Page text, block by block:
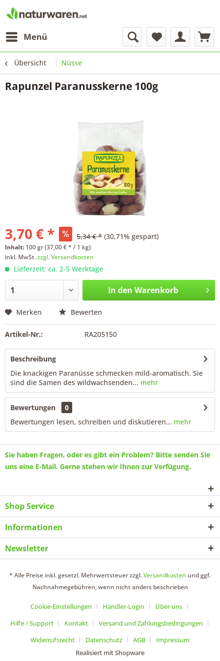
Menü
Übersicht Nüsse
Rapunzel Paranusskerne 100g
3,70 € * 5,34 € * (30,71% gespart)
Inhalt: 100 gr (37,00 € * / 1 kg)
inkl. MwSt.zzgl. Versandkosten
Lieferzeit: ca. 2-5 Werktage
In den Warenkorb
Merken Bewerten
Artikel-Nr.: RA205150
Beschreibung
Die knackigen Paranüsse schmecken mild-aromatisch. Sie
sind die Samen des wildwachsenden... mehr
Bewertungen
0
Bewertungen lesen, schreiben und diskutieren... mehr
Sie haben Fragen, oder es gibt ein Problem? Bitte senden Sie
uns eine E-Mail. Gerne stehen wir Ihnen zur Verfügung.
Shop Service
Informationen
Newsletter
* Alle Preise inkl. gesetzl. Mehrwertsteuer zzgl.Versandkosten und ggf.
Nachnahmegebühren, wenn nicht anders beschrieben
Cookie-Einstellungen Händler-Login
Über uns
Hilfe / Support
Kontakt
Versand und Zahlungsbedingungen
Widerrufsrecht
Datenschutz AGB
Impressum
Realisiert mit Shopware